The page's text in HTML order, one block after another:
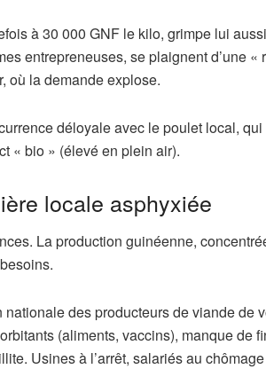
à 30 000 GNF le kilo, grimpe lui
entrepreneuses, se plaignent d’une «
où la demande explose.
déloyale avec le poulet local,
« bio » (élevé en plein air).
locale asphyxiée
La production guinéenne,
nationale des producteurs de viande de
(aliments, vaccins), manque de
Usines à l’arrêt, salariés au